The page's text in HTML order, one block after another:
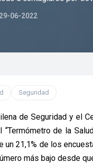
29-06-2022
Seguridad
de Seguridad y el
“Termómetro de la
un 21,1% de los
más bajo desde